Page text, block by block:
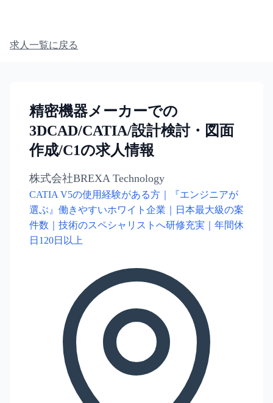
求人一覧に戻る
精密機器メーカーでの
3DCAD/CATIA/設計検討・図面
作成/C1の求人情報
株式会社BREXA Technology
CATIA V5の使用経験がある方｜『エンジニアが
選ぶ』働きやすいホワイト企業｜日本最大級の案
件数｜技術のスペシャリストへ研修充実｜年間休
日120日以上